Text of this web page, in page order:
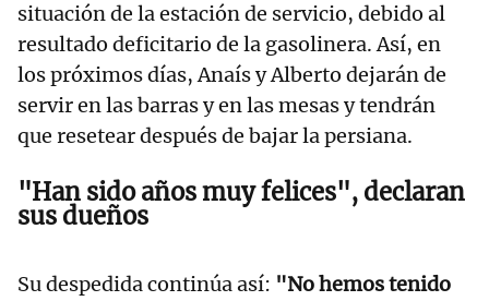
situación de la estación de servicio, debido al
resultado deficitario de la gasolinera. Así, en
los próximos días, Anaís y Alberto dejarán de
servir en las barras y en las mesas y tendrán
que resetear después de bajar la persiana.
"Han sido años muy felices", declaran
sus dueños
Su despedida continúa así: "No hemos tenido